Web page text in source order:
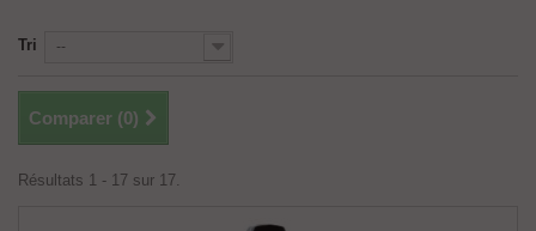
Tri --
Comparer (0)
Résultats 1 - 17 sur 17.